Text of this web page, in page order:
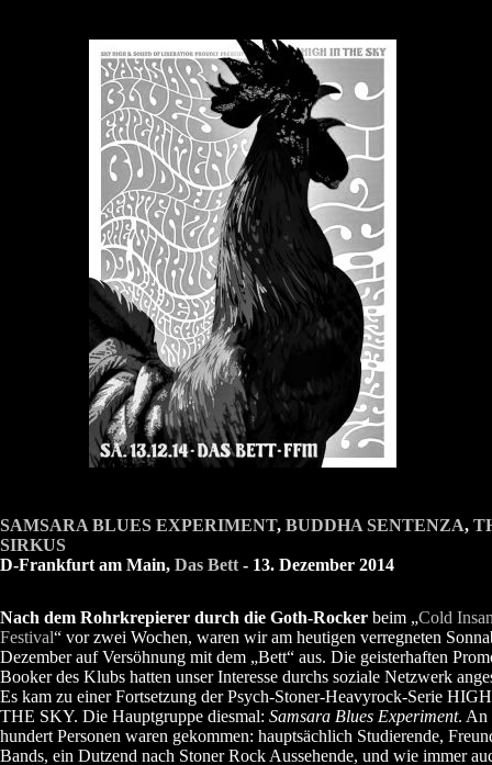
SAMSARA BLUES EXPERIMENT, BUDDHA SENTENZA,
SIRKUS
D-Frankfurt am Main, Das Bett - 13. Dezember 2014
Nach dem Rohrkrepierer durch die Goth-Rocker beim „Cold
Festival“ vor zwei Wochen, waren wir am heutigen verregneten
Dezember auf Versöhnung mit dem „Bett“ aus. Die geisterhaften
Booker des Klubs hatten unser Interesse durchs soziale Netzwerk
Es kam zu einer Fortsetzung der Psych-Stoner-Heavyrock-Serie
THE SKY. Die Hauptgruppe diesmal: Samsara Blues Experiment. An
hundert Personen waren gekommen: hauptsächlich Studierende,
Bands, ein Dutzend nach Stoner Rock Aussehende, und wie immer